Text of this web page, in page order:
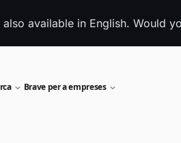
available in English. Would
Brave per a empreses